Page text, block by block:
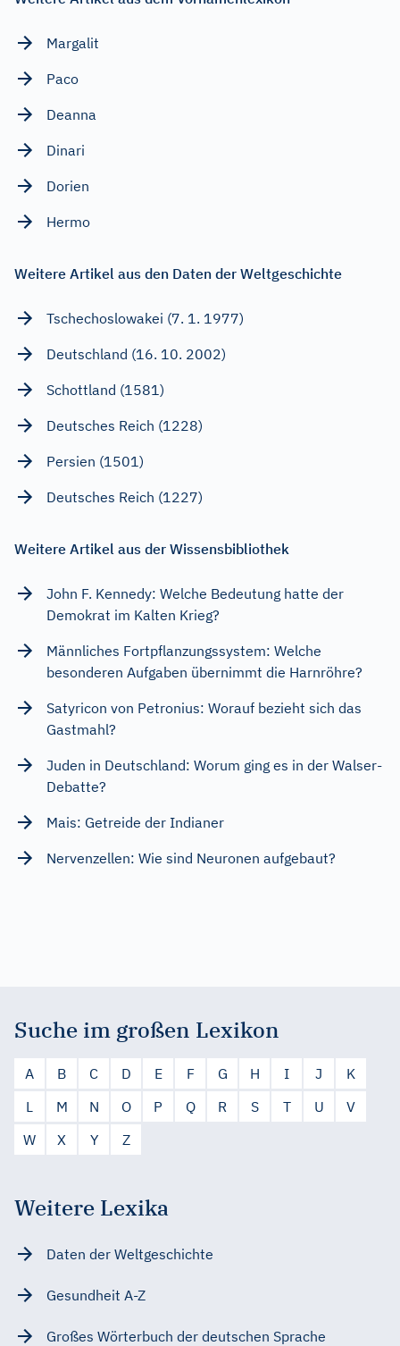
Margalit
Paco
Deanna
Dinari
Dorien
Hermo
Weitere Artikel aus den Daten der Weltgeschichte
Tschechoslowakei (7. 1. 1977)
Deutschland (16. 10. 2002)
Schottland (1581)
Deutsches Reich (1228)
Persien (1501)
Deutsches Reich (1227)
Weitere Artikel aus der Wissensbibliothek
John F. Kennedy: Welche Bedeutung hatte der
Demokrat im Kalten Krieg?
Männliches Fortpflanzungssystem: Welche
besonderen Aufgaben übernimmt die Harnröhre?
Satyricon von Petronius: Worauf bezieht sich das
Gastmahl?
Juden in Deutschland: Worum ging es in der Walser-
Debatte?
Mais: Getreide der Indianer
Nervenzellen: Wie sind Neuronen aufgebaut?
Suche im großen Lexikon
A B C D E F G H I J
K
L
M N O P Q R S T U
V
W
X Y Z
Weitere Lexika
Daten der Weltgeschichte
Gesundheit A-Z
Großes Wörterbuch der deutschen Sprache